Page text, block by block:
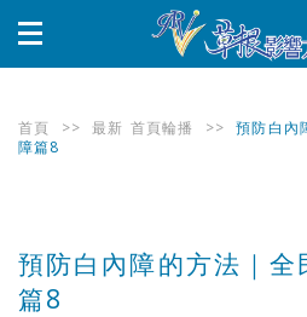
首頁 >> 最新 首頁輪播 >>
預防白內
障篇8
預防白內障的方法｜
篇8